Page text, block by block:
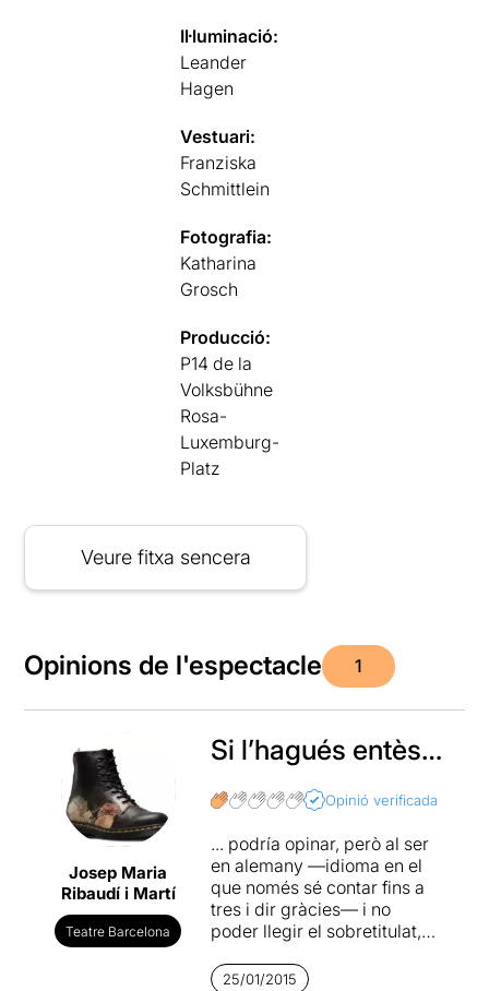
Il·luminació:
Leander
Hagen
Vestuari:
Franziska
Schmittlein
Fotografia:
Katharina
Grosch
Producció:
P14 de la
Volksbühne
Rosa-
Luxemburg-
Platz
Veure fitxa sencera
Opinions de l'espectacle 1
Josep Maria
Ribaudí i Martí
Teatre Barcelona
Si l’hagués entès…
Opinió verificada
... podría opinar, però al ser
en alemany —idioma en el
que només sé contar fins a
tres i dir gràcies— i no
poder llegir el sobretitulat,
això, ni punyetera idea.
25/01/2015